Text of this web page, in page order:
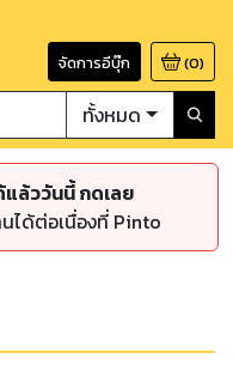
จัดการอีบุ๊ก (0)
ทั้งหมด
แล้ววันนี้ กดเลย
ได้ต่อเนื่องที่ Pinto